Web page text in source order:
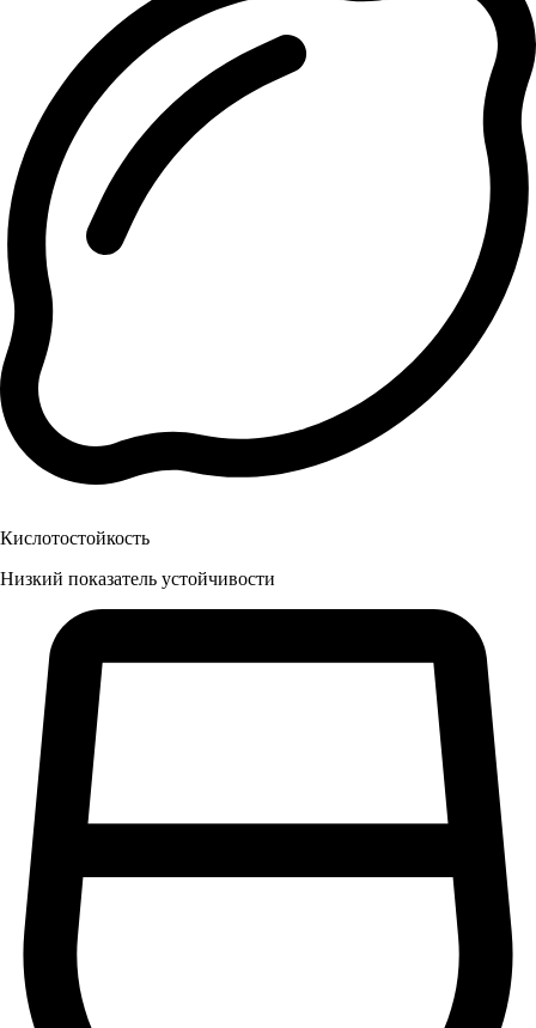
Кислотостойкость
Низкий показатель устойчивости